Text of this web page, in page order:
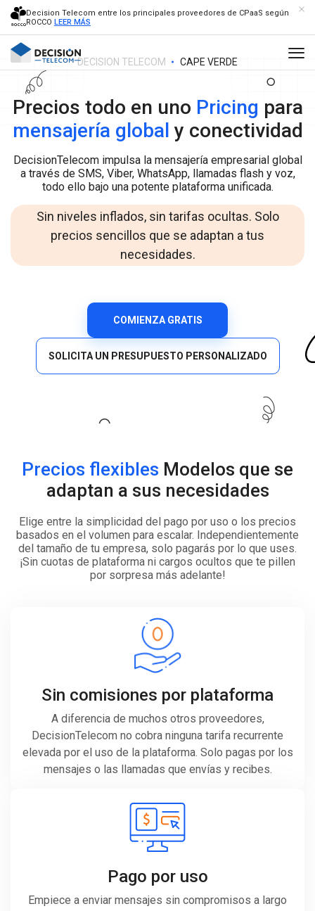
Decision Telecom entre los principales proveedores de CPaaS según
ROCCO LEER MÁS
DECISION TELECOM CAPE VERDE
Precios todo en uno Pricing para
mensajería global y conectividad
DecisionTelecom impulsa la mensajería empresarial global
a través de SMS, Viber, WhatsApp, llamadas flash y voz,
todo ello bajo una potente plataforma unificada.
Sin niveles inflados, sin tarifas ocultas. Solo
precios sencillos que se adaptan a tus
necesidades.
COMIENZA GRATIS
SOLICITA UN PRESUPUESTO PERSONALIZADO
Precios flexibles Modelos que se
adaptan a sus necesidades
Elige entre la simplicidad del pago por uso o los precios
basados en el volumen para escalar. Independientemente
del tamaño de tu empresa, solo pagarás por lo que uses.
¡Sin cuotas de plataforma ni cargos ocultos que te pillen
por sorpresa más adelante!
Sin comisiones por plataforma
A diferencia de muchos otros proveedores,
DecisionTelecom no cobra ninguna tarifa recurrente
elevada por el uso de la plataforma. Solo pagas por los
mensajes o las llamadas que envías y recibes.
Pago por uso
Empiece a enviar mensajes sin compromisos a largo